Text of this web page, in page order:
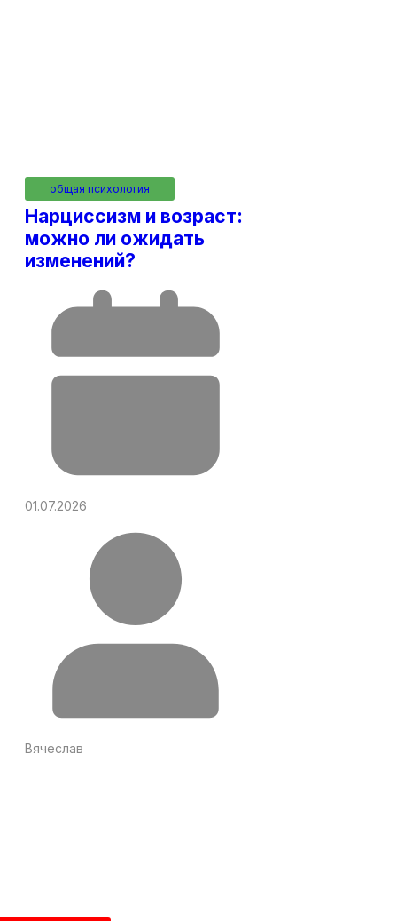
общая психология
Нарциссизм и возраст:
можно ли ожидать
изменений?
01.07.2026
Вячеслав